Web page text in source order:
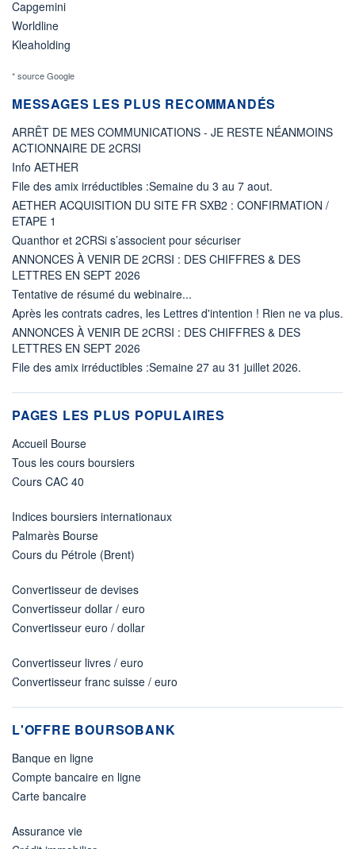
Capgemini
Worldline
Kleaholding
* source Google
MESSAGES LES PLUS RECOMMANDÉS
ARRÊT DE MES COMMUNICATIONS - JE RESTE NÉANMOINS
ACTIONNAIRE DE 2CRSI
Info AETHER
File des amix irréductibles :Semaine du 3 au 7 aout.
AETHER ACQUISITION DU SITE FR SXB2 : CONFIRMATION /
ETAPE 1
Quanthor et 2CRSi s’associent pour sécuriser
ANNONCES À VENIR DE 2CRSI : DES CHIFFRES & DES
LETTRES EN SEPT 2026
Tentative de résumé du webinaire...
Après les contrats cadres, les Lettres d'intention ! Rien ne va plus.
ANNONCES À VENIR DE 2CRSI : DES CHIFFRES & DES
LETTRES EN SEPT 2026
File des amix irréductibles :Semaine 27 au 31 juillet 2026.
PAGES LES PLUS POPULAIRES
Accueil Bourse
Tous les cours boursiers
Cours CAC 40
Indices boursiers internationaux
Palmarès Bourse
Cours du Pétrole (Brent)
Convertisseur de devises
Convertisseur dollar / euro
Convertisseur euro / dollar
Convertisseur livres / euro
Convertisseur franc suisse / euro
L'OFFRE BOURSOBANK
Banque en ligne
Compte bancaire en ligne
Carte bancaire
Assurance vie